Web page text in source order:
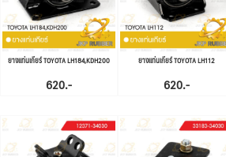
ยางแท่นเกียร์ TOYOTA LH184,KDH200
620.-
ยางแท่นเกียร์ TOYOTA LH112
620.-